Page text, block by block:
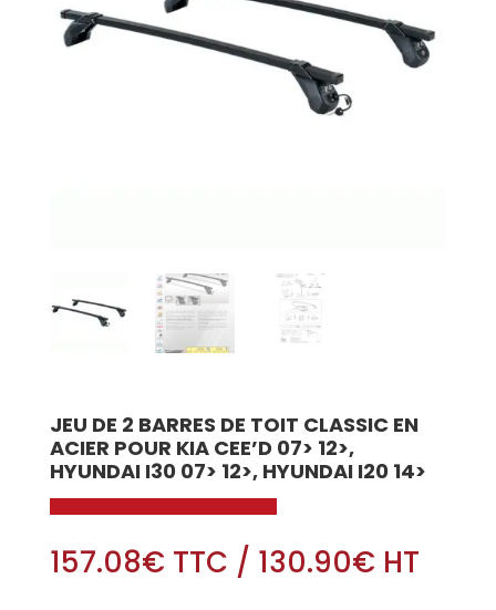
JEU DE 2 BARRES DE TOIT CLASSIC EN
ACIER POUR KIA CEE’D 07> 12>,
HYUNDAI I30 07> 12>, HYUNDAI I20 14>
157.08€TTC / 130.90€HT